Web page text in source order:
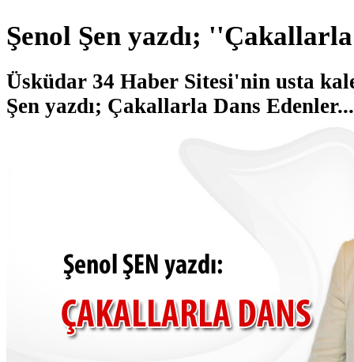
Şenol Şen yazdı;
Üsküdar 34 Haber Sitesi'nin usta
Şen yazdı; Çakallarla Dans Edenler...